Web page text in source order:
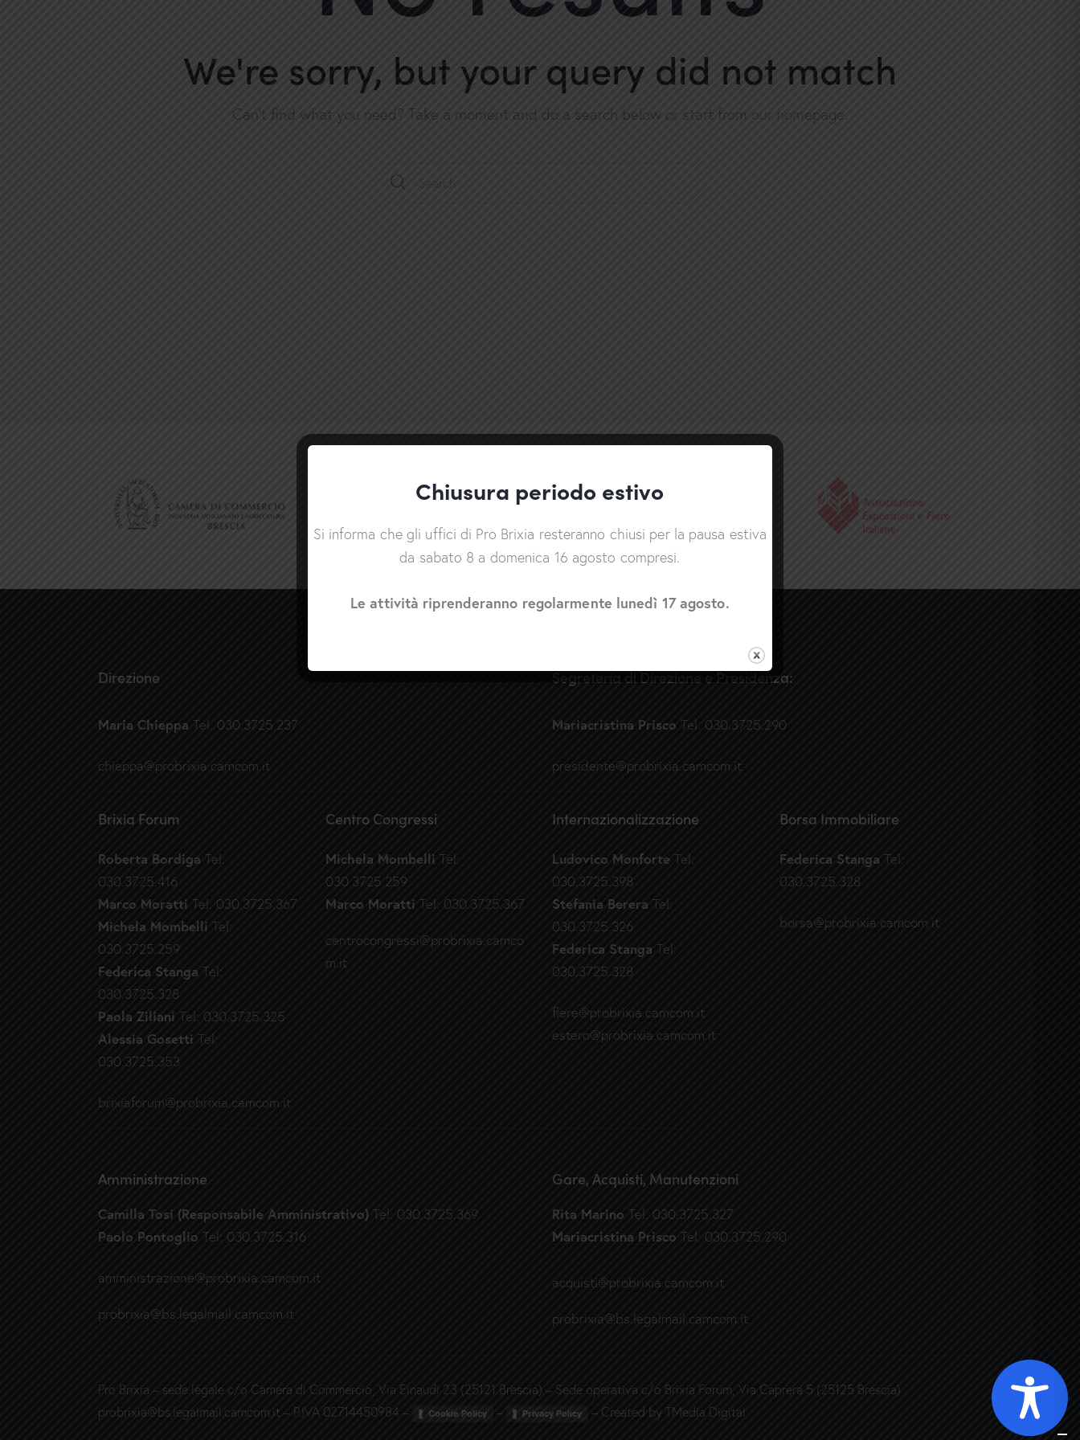
We're sorry, but your query did not match
Can't find what you need? Take a moment and do a search below or start from our homepage
Direzione
Maria Chieppa Tel. 030.3725.237
chieppa@probrixia.camcom.it
Segreteria di Direzione e Presidenza:
Mariacristina Prisco Tel. 030.3725.290
presidente@probrixia.camcom.it
Brixia Forum
Roberta Bordiga Tel:
030.3725.416
Marco Moratti Tel: 030.3725.367
Michela Mombelli Tel:
030.3725.259
Federica Stanga Tel:
030.3725.328
Paola Ziliani Tel: 030.3725.325
Alessia Gosetti Tel:
030.3725.353
brixiaforum@probrixia.camcom.it
Centro Congressi
Michela Mombelli Tel:
030.3725.259
Marco Moratti Tel: 030.3725.367
centrocongressi@probrixia.camco
m.it
Internazionalizzazione
Ludovico Monforte Tel:
030.3725.398
Stefania Berera Tel:
030.3725.326
Federica Stanga Tel:
030.3725.328
fiere@probrixia.camcom.it
estero@probrixia.camcom.it
Borsa Immobiliare
Federica Stanga Tel:
030.3725.328
borsa@probrixia.camcom.it
Amministrazione
Camilla Tosi (Responsabile Amministrativo) Tel: 030.3725.369
Paolo Pontoglio Tel: 030.3725.316
amministrazione@probrixia.camcom.it
probrixia@bs.legalmail.camcom.it
Gare, Acquisti, Manutenzioni
Rita Marino Tel: 030.3725.327
Mariacristina Prisco Tel: 030.3725.290
acquisti@probrixia.camcom.it
probrixia@bs.legalmail.camcom.it
Pro Brixia – sede legale c/o Camera di Commercio, Via Einaudi 23 (25121 Brescia) – Sede operativa c/o Brixia Forum, Via Caprera 5 (25125 Brescia)
probrixia@bs.legalmail.camcom.it – P.IVA 02714450984 –
Cookie Policy – Privacy Policy – Created by TMedia Digital
Chiusura periodo estivo
Si informa che gli uffici di Pro Brixia resteranno chiusi per la pausa estiva
da sabato 8 a domenica 16 agosto compresi.
Le attività riprenderanno regolarmente lunedì 17 agosto.